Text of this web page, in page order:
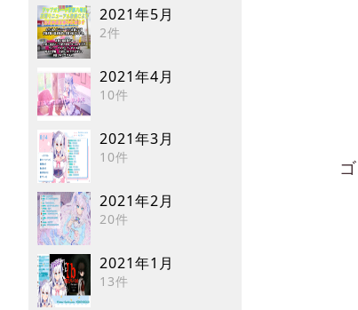
2021年5月
2件
2021年4月
10件
2021年3月
10件
2021年2月
20件
2021年1月
13件